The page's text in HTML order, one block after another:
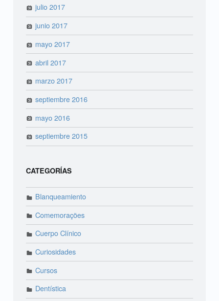
julio 2017
junio 2017
mayo 2017
abril 2017
marzo 2017
septiembre 2016
mayo 2016
septiembre 2015
CATEGORÍAS
Blanqueamiento
Comemorações
Cuerpo Clínico
Curiosidades
Cursos
Dentística